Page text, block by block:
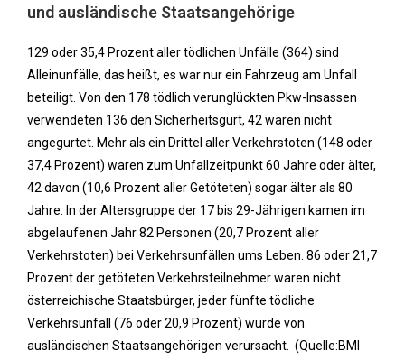
und ausländische Staatsangehörige
129 oder 35,4 Prozent aller tödlichen Unfälle (364) sind
Alleinunfälle, das heißt, es war nur ein Fahrzeug am Unfall
beteiligt. Von den 178 tödlich verunglückten Pkw-Insassen
verwendeten 136 den Sicherheitsgurt, 42 waren nicht
angegurtet. Mehr als ein Drittel aller Verkehrstoten (148 oder
37,4 Prozent) waren zum Unfallzeitpunkt 60 Jahre oder älter,
42 davon (10,6 Prozent aller Getöteten) sogar älter als 80
Jahre. In der Altersgruppe der 17 bis 29-Jährigen kamen im
abgelaufenen Jahr 82 Personen (20,7 Prozent aller
Verkehrstoten) bei Verkehrsunfällen ums Leben. 86 oder 21,7
Prozent der getöteten Verkehrsteilnehmer waren nicht
österreichische Staatsbürger, jeder fünfte tödliche
Verkehrsunfall (76 oder 20,9 Prozent) wurde von
ausländischen Staatsangehörigen verursacht. (Quelle:BMI